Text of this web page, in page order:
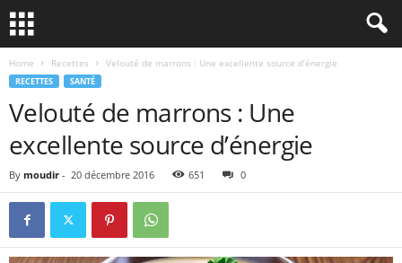
Home Recettes Velouté de marrons : Une excellente source d’énergie
RECETTES SANTÉ
Velouté de marrons : Une
excellente source d’énergie
By moudir - 20 décembre 2016 651 0